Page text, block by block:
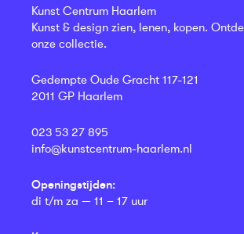
Kunst Centrum Haarlem
Kunst & design zien, lenen, kopen.
onze collectie.
Gedempte Oude Gracht 117-121
2011 GP Haarlem
023 53 27 895
info@kunstcentrum-haarlem.nl
Openingstijden:
di t/m za — 11 – 17 uur